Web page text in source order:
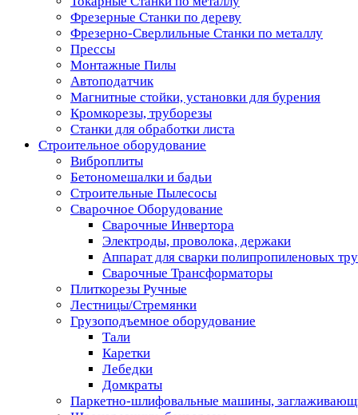
Фрезерные Станки по дереву
Фрезерно-Сверлильные Станки по металлу
Прессы
Монтажные Пилы
Автоподатчик
Магнитные стойки, установки для бурения
Кромкорезы, труборезы
Станки для обработки листа
Строительное оборудование
Виброплиты
Бетономешалки и бадьи
Строительные Пылесосы
Сварочное Оборудование
Сварочные Инвертора
Электроды, проволока, держаки
Аппарат для сварки полипропиленовых
Сварочные Трансформаторы
Плиткорезы Ручные
Лестницы/Стремянки
Грузоподъемное оборудование
Тали
Каретки
Лебедки
Домкраты
Паркетно-шлифовальные машины,